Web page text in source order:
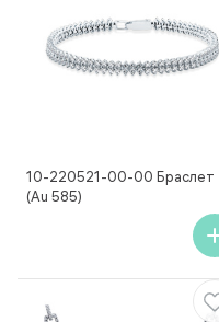
10-220521-00-00 Браслет
(Au 585)